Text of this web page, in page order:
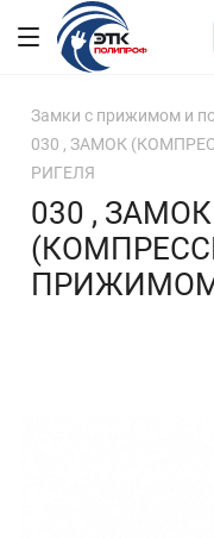
Замки с прижимом и
030 , ЗАМОК
РИГЕЛЯ
030 , ЗАМОК
ПРИЖИМОМ